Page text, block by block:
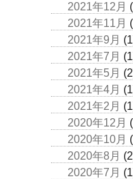
2021年12月
2021年11月
2021年9月
2021年7月
2021年5月
2021年4月
2021年2月
2020年12月
2020年10月
2020年8月
2020年7月